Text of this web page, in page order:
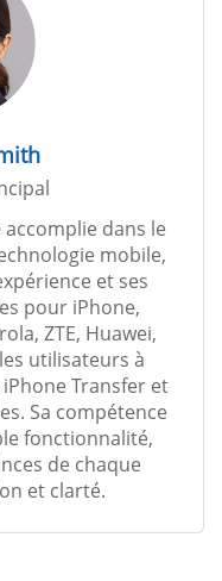
dans le
mobile,
et ses
pour iPhone,
ZTE, Huawei,
utilisateurs à
Transfer et
Sa compétence
fonctionnalité,
de chaque
et clarté.